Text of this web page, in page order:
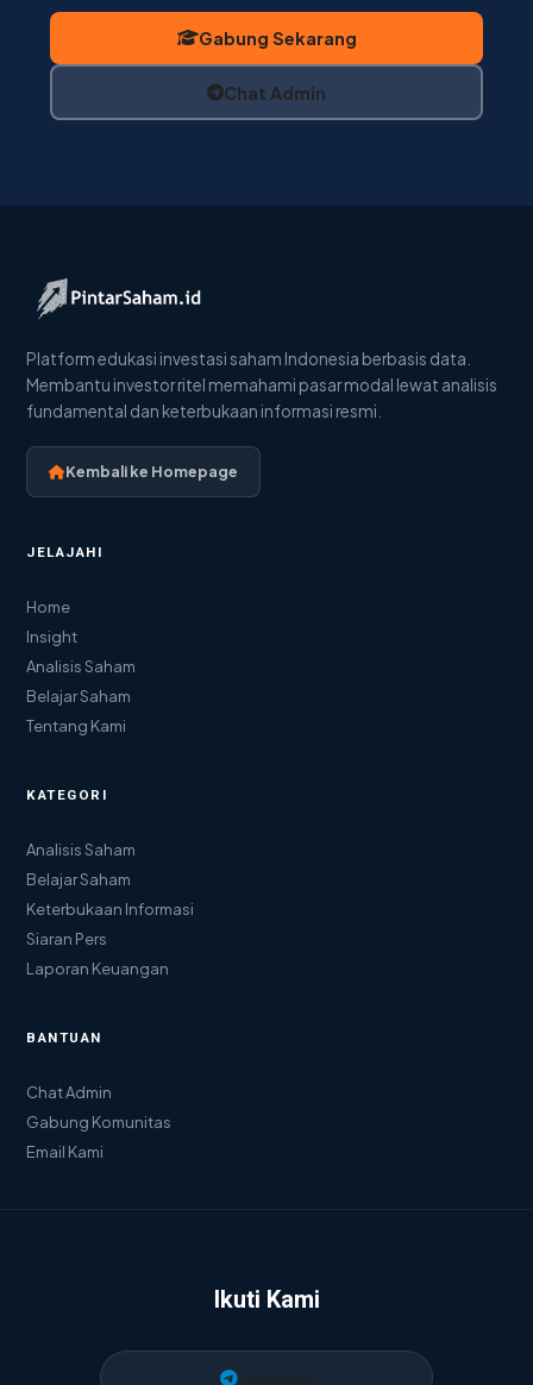
Gabung Sekarang
Chat Admin
Platform edukasi investasi saham Indonesia berbasis data.
Membantu investor ritel memahami pasar modal lewat analisis
fundamental dan keterbukaan informasi resmi.
Kembali ke Homepage
JELAJAHI
Home
Insight
Analisis Saham
Belajar Saham
Tentang Kami
KATEGORI
Analisis Saham
Belajar Saham
Keterbukaan Informasi
Siaran Pers
Laporan Keuangan
BANTUAN
Chat Admin
Gabung Komunitas
Email Kami
Ikuti Kami